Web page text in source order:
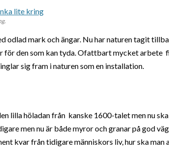
odlad mark och ängar. Nu har naturen tagit
för den som kan tyda. Ofattbart mycket arbete
sig fram i naturen som en installation.
lilla höladan från kanske 1600-talet men nu
men nu är både myror och granar på god
kvar från tidigare människors liv, hur ska man